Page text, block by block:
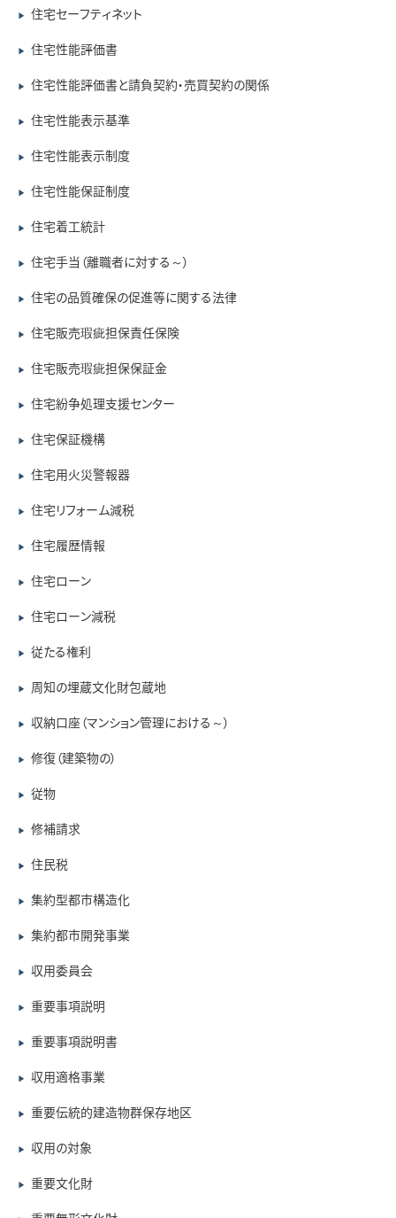
▶ 住宅セーフティネット
▶ 住宅性能評価書
▶ 住宅性能評価書と請負契約・売買契約の関係
▶ 住宅性能表示基準
▶ 住宅性能表示制度
▶ 住宅性能保証制度
▶ 住宅着工統計
▶ 住宅手当（離職者に対する～）
▶ 住宅の品質確保の促進等に関する法律
▶ 住宅販売瑕疵担保責任保険
▶ 住宅販売瑕疵担保保証金
▶ 住宅紛争処理支援センター
▶ 住宅保証機構
▶ 住宅用火災警報器
▶ 住宅リフォーム減税
▶ 住宅履歴情報
▶ 住宅ローン
▶ 住宅ローン減税
▶ 従たる権利
▶ 周知の埋蔵文化財包蔵地
▶ 収納口座（マンション管理における～）
▶ 修復（建築物の）
▶ 従物
▶ 修補請求
▶ 住民税
▶ 集約型都市構造化
▶ 集約都市開発事業
▶ 収用委員会
▶ 重要事項説明
▶ 重要事項説明書
▶ 収用適格事業
▶ 重要伝統的建造物群保存地区
▶ 収用の対象
▶ 重要文化財